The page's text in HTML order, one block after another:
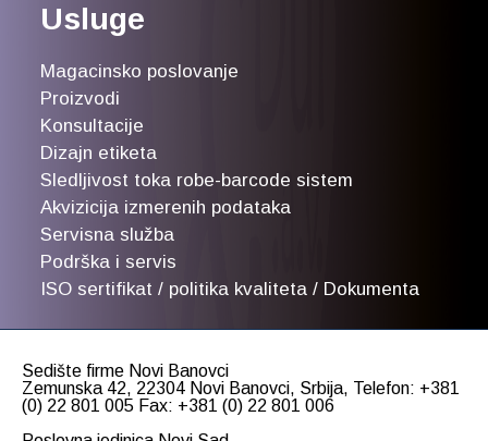
Usluge
Magacinsko poslovanje
Proizvodi
Konsultacije
Dizajn etiketa
Sledljivost toka robe-barcode sistem
Akvizicija izmerenih podataka
Servisna služba
Podrška i servis
ISO sertifikat / politika kvaliteta / Dokumenta
Sedište firme Novi Banovci
Zemunska 42, 22304 Novi Banovci, Srbija, Telefon: +381
(0) 22 801 005 Fax: +381 (0) 22 801 006